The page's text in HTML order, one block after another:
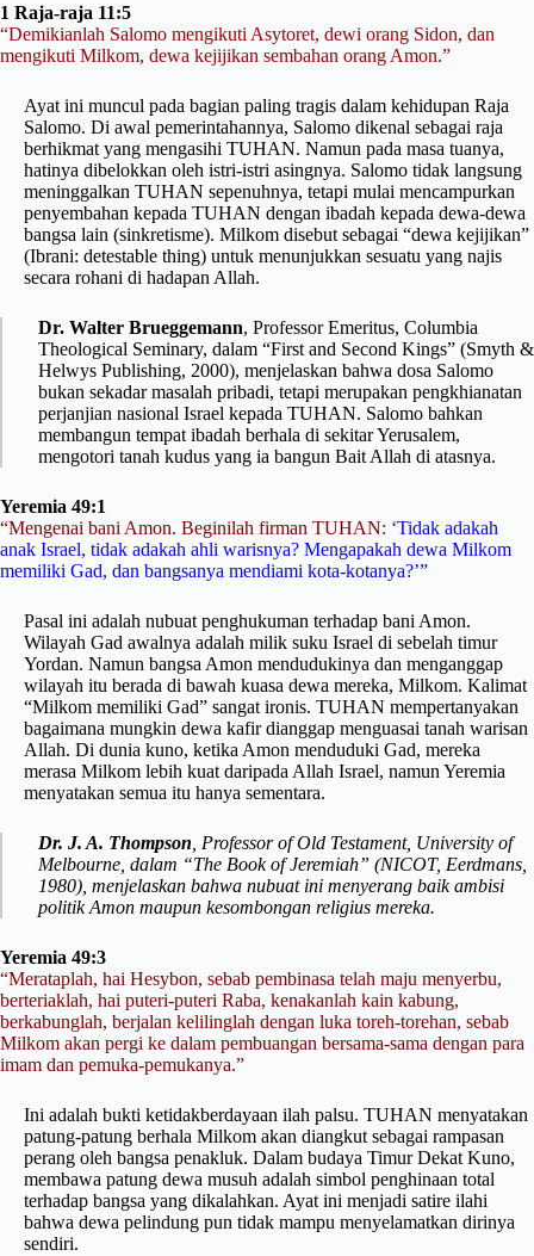
1 Raja-raja 11:5
“Demikianlah Salomo mengikuti Asytoret, dewi orang Sidon, dan
mengikuti Milkom, dewa kejijikan sembahan orang Amon.”
Ayat ini muncul pada bagian paling tragis dalam kehidupan Raja
Salomo. Di awal pemerintahannya, Salomo dikenal sebagai raja
berhikmat yang mengasihi TUHAN. Namun pada masa tuanya,
hatinya dibelokkan oleh istri-istri asingnya. Salomo tidak langsung
meninggalkan TUHAN sepenuhnya, tetapi mulai mencampurkan
penyembahan kepada TUHAN dengan ibadah kepada dewa-dewa
bangsa lain (sinkretisme). Milkom disebut sebagai “dewa kejijikan”
(Ibrani: detestable thing) untuk menunjukkan sesuatu yang najis
secara rohani di hadapan Allah.
Dr. Walter Brueggemann, Professor Emeritus, Columbia
Theological Seminary, dalam “First and Second Kings” (Smyth &
Helwys Publishing, 2000), menjelaskan bahwa dosa Salomo
bukan sekadar masalah pribadi, tetapi merupakan pengkhianatan
perjanjian nasional Israel kepada TUHAN. Salomo bahkan
membangun tempat ibadah berhala di sekitar Yerusalem,
mengotori tanah kudus yang ia bangun Bait Allah di atasnya.
Yeremia 49:1
“Mengenai bani Amon. Beginilah firman TUHAN: ‘Tidak adakah
anak Israel, tidak adakah ahli warisnya? Mengapakah dewa Milkom
memiliki Gad, dan bangsanya mendiami kota-kotanya?’”
Pasal ini adalah nubuat penghukuman terhadap bani Amon.
Wilayah Gad awalnya adalah milik suku Israel di sebelah timur
Yordan. Namun bangsa Amon mendudukinya dan menganggap
wilayah itu berada di bawah kuasa dewa mereka, Milkom. Kalimat
“Milkom memiliki Gad” sangat ironis. TUHAN mempertanyakan
bagaimana mungkin dewa kafir dianggap menguasai tanah warisan
Allah. Di dunia kuno, ketika Amon menduduki Gad, mereka
merasa Milkom lebih kuat daripada Allah Israel, namun Yeremia
menyatakan semua itu hanya sementara.
Dr. J. A. Thompson , Professor of Old Testament, University of
Melbourne, dalam “The Book of Jeremiah” (NICOT, Eerdmans,
1980), menjelaskan bahwa nubuat ini menyerang baik ambisi
politik Amon maupun kesombongan religius mereka.
Yeremia 49:3
“Merataplah, hai Hesybon, sebab pembinasa telah maju menyerbu,
berteriaklah, hai puteri-puteri Raba, kenakanlah kain kabung,
berkabunglah, berjalan kelilinglah dengan luka toreh-torehan, sebab
Milkom akan pergi ke dalam pembuangan bersama-sama dengan para
imam dan pemuka-pemukanya.”
Ini adalah bukti ketidakberdayaan ilah palsu. TUHAN menyatakan
patung-patung berhala Milkom akan diangkut sebagai rampasan
perang oleh bangsa penakluk. Dalam budaya Timur Dekat Kuno,
membawa patung dewa musuh adalah simbol penghinaan total
terhadap bangsa yang dikalahkan. Ayat ini menjadi satire ilahi
bahwa dewa pelindung pun tidak mampu menyelamatkan dirinya
sendiri.